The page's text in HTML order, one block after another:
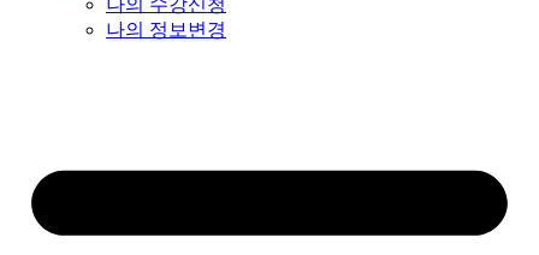
나의 수강신청
나의 정보변경